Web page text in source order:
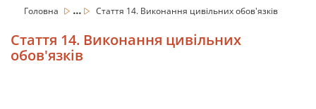
Головна ... Стаття 14. Виконання цивільних обов'язків
Стаття 14. Виконання цивільних
обов'язків